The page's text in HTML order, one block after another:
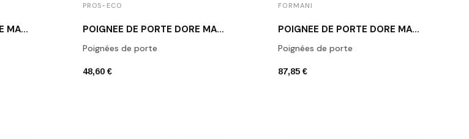
POIGNÉE DE PORTE DORÉ MAT FORMANI LB7-19 IM
PROS-ECO
POIGNÉE DE PORTE DORÉ MAT MUST EDGE 2 IM
Poignées de porte
48,60 €
FORMANI
POIGNÉE DE PORTE DORÉ MAT FORMANI LB21 IM
Poignées de porte
87,85 €